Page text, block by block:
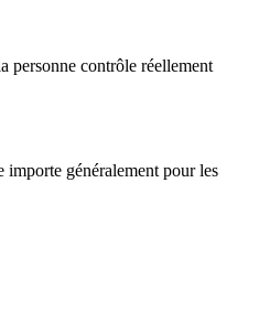
personne contrôle réellement
généralement pour les